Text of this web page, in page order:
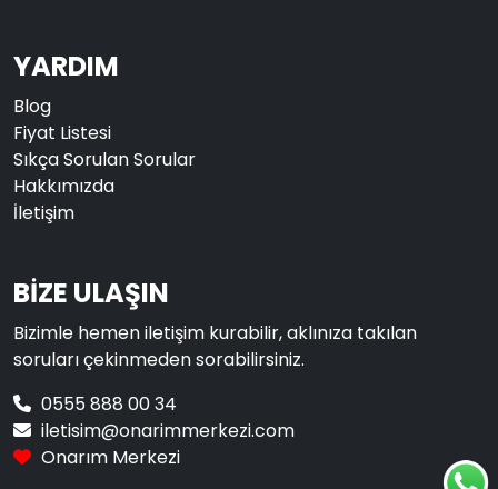
YARDIM
Blog
Fiyat Listesi
Sıkça Sorulan Sorular
Hakkımızda
İletişim
BİZE ULAŞIN
Bizimle hemen iletişim kurabilir, aklınıza takılan
soruları çekinmeden sorabilirsiniz.
0555 888 00 34
iletisim@onarimmerkezi.com
Onarım Merkezi